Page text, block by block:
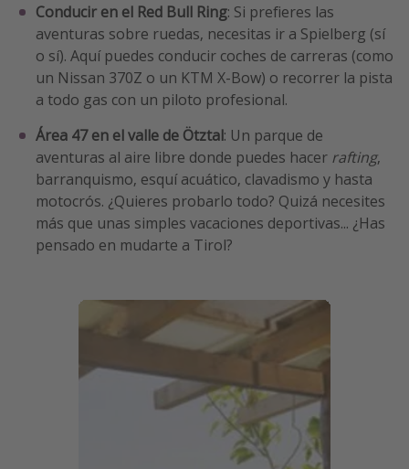
Conducir en el Red Bull Ring: Si prefieres las
aventuras sobre ruedas, necesitas ir a Spielberg (sí
o sí). Aquí puedes conducir coches de carreras (como
un Nissan 370Z o un KTM X-Bow) o recorrer la pista
a todo gas con un piloto profesional.
Área 47 en el valle de Ötztal: Un parque de
aventuras al aire libre donde puedes hacer rafting,
barranquismo, esquí acuático, clavadismo y hasta
motocrós. ¿Quieres probarlo todo? Quizá necesites
más que unas simples vacaciones deportivas... ¿Has
pensado en mudarte a Tirol?